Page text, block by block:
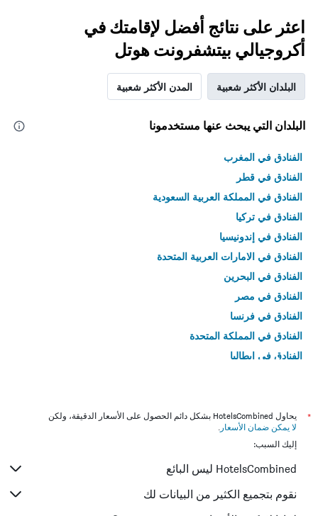
اعثر على نتائج أفضل لإقامتك في
أكروجيالي بيتشفرونت هوتل
البلدان الأكثر شعبية المدن الأكثر شعبية
البلدان التي يبحث عنها مستخدمونا
الفنادق في المغرب
الفنادق في قطر
الفنادق في المملكة العربية السعودية
الفنادق في تركيا
الفنادق في إندونيسيا
الفنادق في الامارات العربية المتحدة
الفنادق في البحرين
الفنادق في مصر
الفنادق في فرنسا
الفنادق في المملكة المتحدة
الفنادق في إيطاليا
*
يحاول HotelsCombined بشكل دائم الحصول على الأسعار الدقيقة، ولكن
لا يمكن ضمان الأسعار .
إليك السبب:
HotelsCombined ليس البائع
نقوم بتجميع الكثير من البيانات لك